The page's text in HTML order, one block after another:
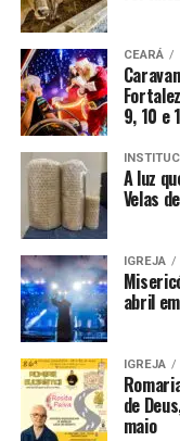
CEARÁ
9, 10 e
A luz
Velas
IGREJA
abril
IGREJA
de
maio